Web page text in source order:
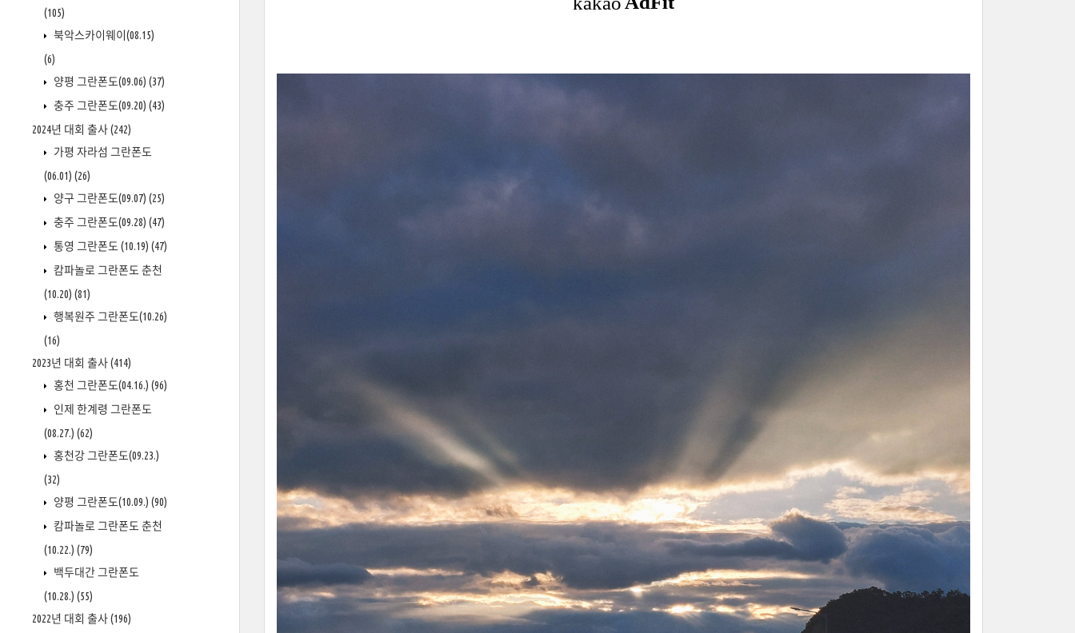
(105)
북악스카이웨이(08.15)
(6)
양평 그란폰도(09.06) (37)
충주 그란폰도(09.20) (43)
2024년 대회 출사(242)
가평 자라섬 그란폰도
(06.01) (26)
양구 그란폰도(09.07) (25)
충주 그란폰도(09.28) (47)
통영 그란폰도 (10.19) (47)
캄파놀로 그란폰도 춘천
(10.20) (81)
행복원주 그란폰도(10.26)
(16)
2023년 대회 출사(414)
홍천 그란폰도(04.16.) (96)
인제 한계령 그란폰도
(08.27.) (62)
홍천강 그란폰도(09.23.)
(32)
양평 그란폰도(10.09.) (90)
캄파놀로 그란폰도 춘천
(10.22.) (79)
백두대간 그란폰도
(10.28.) (55)
2022년 대회 출사(196)